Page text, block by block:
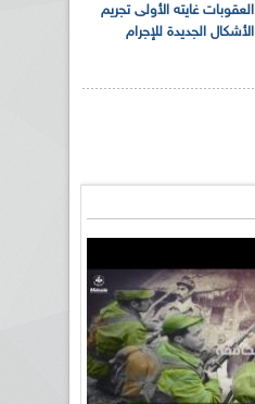
العقوبات غايته الأولى تجريم
الأشكال الجديدة للإجرام